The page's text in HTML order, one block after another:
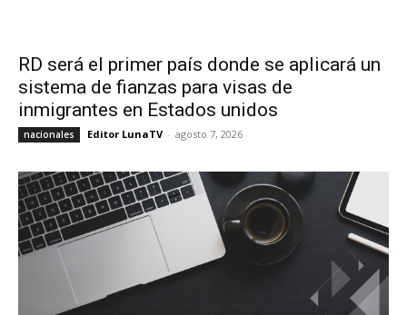
RD será el primer país donde se aplicará un
sistema de fianzas para visas de
inmigrantes en Estados unidos
nacionales Editor LunaTV - agosto 7, 2026